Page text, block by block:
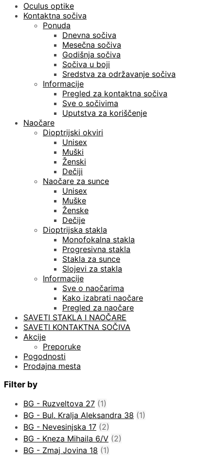
Oculus optike
Kontaktna sočiva
Ponuda
Dnevna sočiva
Mesečna sočiva
Godišnja sočiva
Sočiva u boji
Sredstva za održavanje sočiva
Informacije
Pregled za kontaktna sočiva
Sve o sočivima
Uputstva za koriščenje
Naočare
Dioptrijski okviri
Unisex
Muški
Ženski
Dečiji
Naočare za sunce
Unisex
Muške
Ženske
Dečije
Dioptrijska stakla
Monofokalna stakla
Progresivna stakla
Stakla za sunce
Slojevi za stakla
Informacije
Sve o naočarima
Kako izabrati naočare
Pregled za naočare
SAVETI STAKLA I NAOČARE
SAVETI KONTAKTNA SOČIVA
Akcije
Preporuke
Pogodnosti
Prodajna mesta
Filter by
BG - Ruzveltova 27 (1)
BG - Bul. Kralja Aleksandra 38 (1)
BG - Nevesinjska 17 (2)
BG - Kneza Mihaila 6/V (2)
BG - Zmaj Jovina 18 (1)